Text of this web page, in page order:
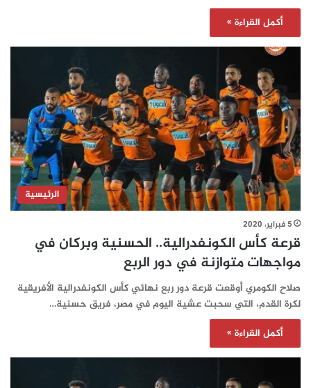
أكمل القراءة »
الرئيسية
5 فبراير، 2020
قرعة كأس الكونفدرالية.. الحسنية وبركان في
مواجهات متوازنة في دور الربع
صلاح الكومري أوقعت قرعة دور ربع نهائي كأس الكونفدرالية الأفريقية
لكرة القدم، التي سحبت عشية اليوم في مصر، فريق حسنية…
أكمل القراءة »